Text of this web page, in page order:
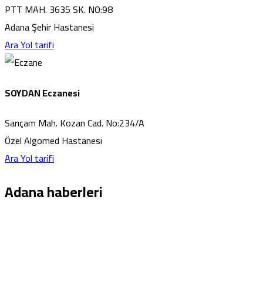
PTT MAH. 3635 SK. NO:98
Adana Şehir Hastanesi
AraYol tarifi
SOYDAN Eczanesi
Sarıçam Mah. Kozan Cad. No:234/A
Özel Algomed Hastanesi
AraYol tarifi
Adana haberleri